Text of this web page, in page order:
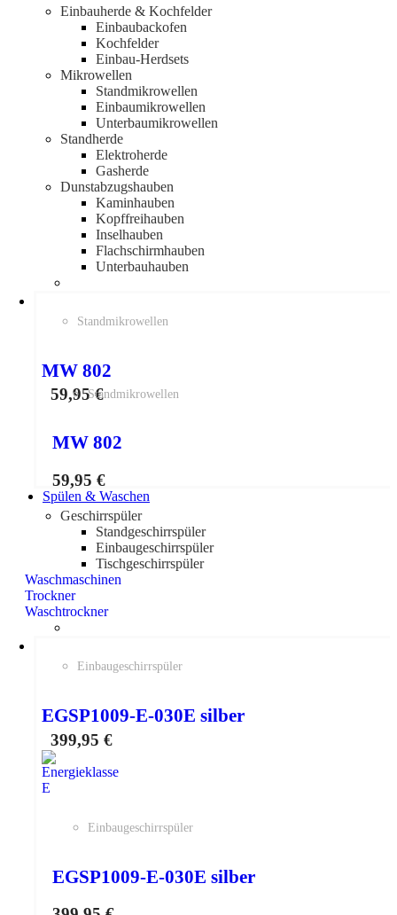
Einbauherde & Kochfelder
Einbaubackofen
Kochfelder
Einbau-Herdsets
Mikrowellen
Standmikrowellen
Einbaumikrowellen
Unterbaumikrowellen
Standherde
Elektroherde
Gasherde
Dunstabzugshauben
Kaminhauben
Kopffreihauben
Inselhauben
Flachschirmhauben
Unterbauhauben
Standmikrowellen
MW 802
59,95€
Standmikrowellen
MW 802
59,95€
Spülen & Waschen
Geschirrspüler
Standgeschirrspüler
Einbaugeschirrspüler
Tischgeschirrspüler
Waschmaschinen
Trockner
Waschtrockner
Einbaugeschirrspüler
EGSP1009-E-030E silber
399,95€
Einbaugeschirrspüler
EGSP1009-E-030E silber